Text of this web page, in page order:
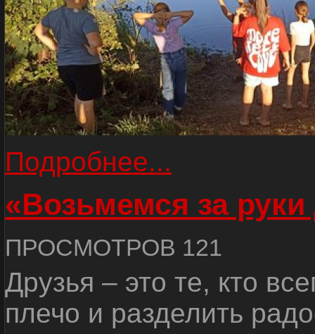
Подробнее...
«Возьмемся за руки
ПРОСМОТРОВ 121
Друзья – это те, кто
плечо и разделить